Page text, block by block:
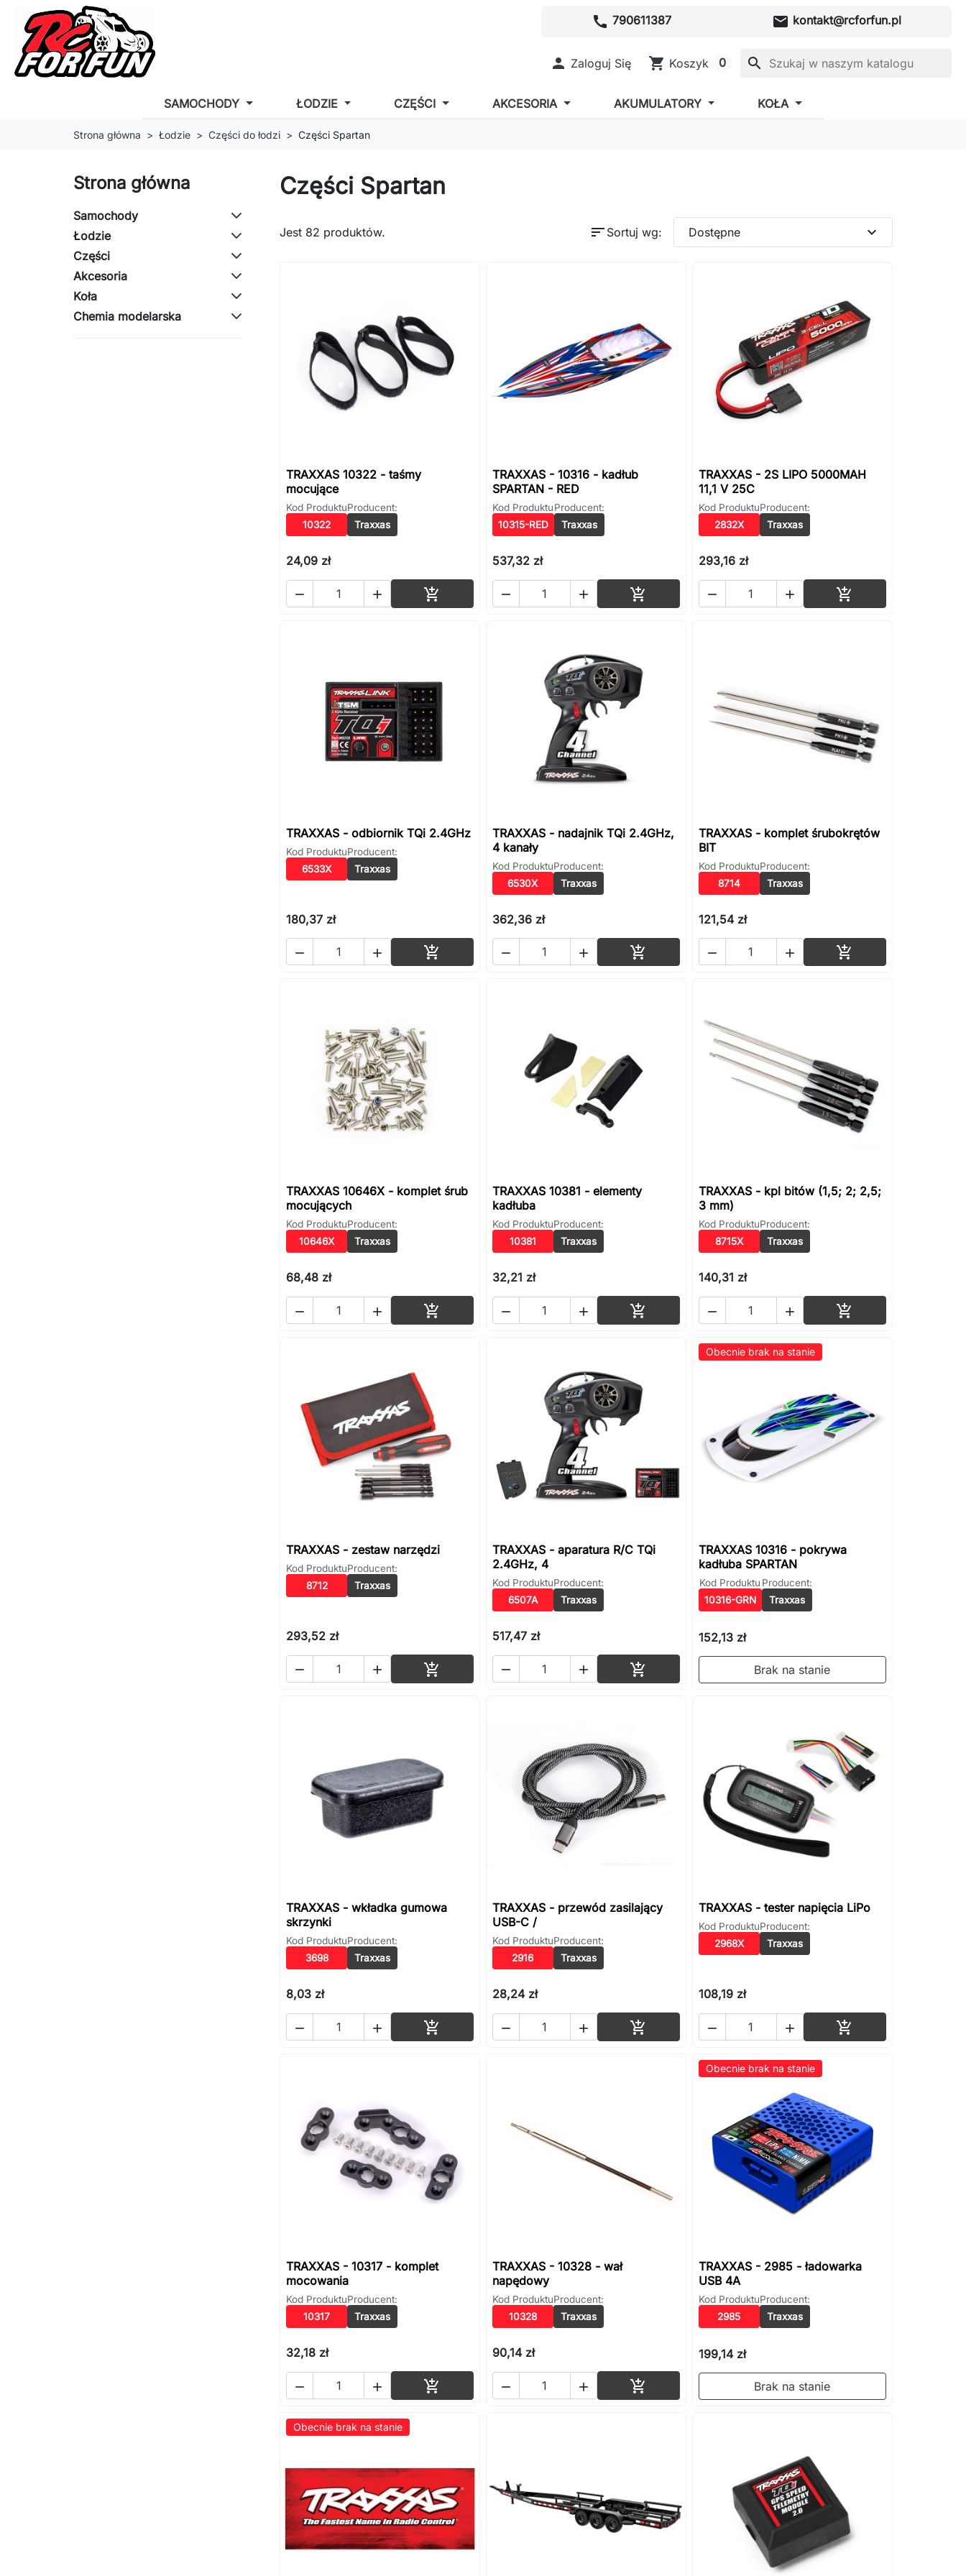
call 790611387 mail kontakt@rcforfun.pl
 Zaloguj Się shopping_cart Koszyk 0 search
SAMOCHODY ŁODZIE CZĘŚCI AKCESORIA AKUMULATORY KOŁA
Strona główna Łodzie Części do łodzi Części Spartan
Strona główna
Samochody
Łodzie
Części
Akcesoria
Koła
Chemia modelarska
Części Spartan
Jest 82 produktów. sort Sortuj wg: Dostępne expand_more
TRAXXAS 10322 - taśmy
mocujące
Kod Produktu
10322
Producent:
Traxxas
24,09 zł
   Dodaj do koszyka
TRAXXAS - 10316 - kadłub
SPARTAN - RED
Kod Produktu
10315-RED
Producent:
Traxxas
537,32 zł
   Dodaj do koszyka
TRAXXAS - 2S LIPO 5000MAH
11,1 V 25C
Kod Produktu
2832X
Producent:
Traxxas
293,16 zł
  
TRAXXAS - odbiornik TQi 2.4GHz
Kod Produktu
6533X
Producent:
Traxxas
180,37 zł
   Dodaj do koszyka
TRAXXAS - nadajnik TQi 2.4GHz,
4 kanały
Kod Produktu
6530X
Producent:
Traxxas
362,36 zł
   Dodaj do koszyka
TRAXXAS - komplet śrubokrętów
BIT
Kod Produktu
8714
Producent:
Traxxas
121,54 zł
  
TRAXXAS 10646X - komplet śrub
mocujących
Kod Produktu
10646X
Producent:
Traxxas
68,48 zł
   Dodaj do koszyka
TRAXXAS 10381 - elementy
kadłuba
Kod Produktu
10381
Producent:
Traxxas
32,21 zł
   Dodaj do koszyka
TRAXXAS - kpl bitów (1,5; 2; 2,5;
3 mm)
Kod Produktu
8715X
Producent:
Traxxas
140,31 zł
  
TRAXXAS - zestaw narzędzi
Kod Produktu
8712
Producent:
Traxxas
293,52 zł
   Dodaj do koszyka
TRAXXAS - aparatura R/C TQi
2.4GHz, 4
Kod Produktu
6507A
Producent:
Traxxas
517,47 zł
  
Obecnie brak na stanie
TRAXXAS 10316 - pokrywa
kadłuba SPARTAN
Kod Produktu
10316-GRN
Producent:
Traxxas
152,13 zł
Brak na stanie
TRAXXAS - wkładka gumowa
skrzynki
Kod Produktu
3698
Producent:
Traxxas
8,03 zł
   Dodaj do koszyka
TRAXXAS - przewód zasilający
USB-C /
Kod Produktu
2916
Producent:
Traxxas
28,24 zł
   Dodaj do koszyka
TRAXXAS - tester napięcia LiPo
Kod Produktu
2968X
Producent:
Traxxas
108,19 zł
  
TRAXXAS - 10317 - komplet
mocowania
Kod Produktu
10317
Producent:
Traxxas
32,18 zł
   Dodaj do koszyka
TRAXXAS - 10328 - wał
napędowy
Kod Produktu
10328
Producent:
Traxxas
90,14 zł
  
Obecnie brak na stanie
TRAXXAS - 2985 - ładowarka
USB 4A
Kod Produktu
2985
Producent:
Traxxas
199,14 zł
Brak na stanie
Obecnie brak na stanie